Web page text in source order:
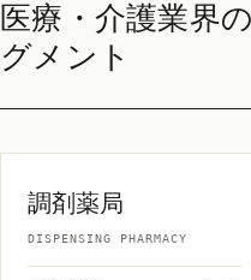
医療・介護業界
グメント
調剤薬局
DISPENSING PHARMACY